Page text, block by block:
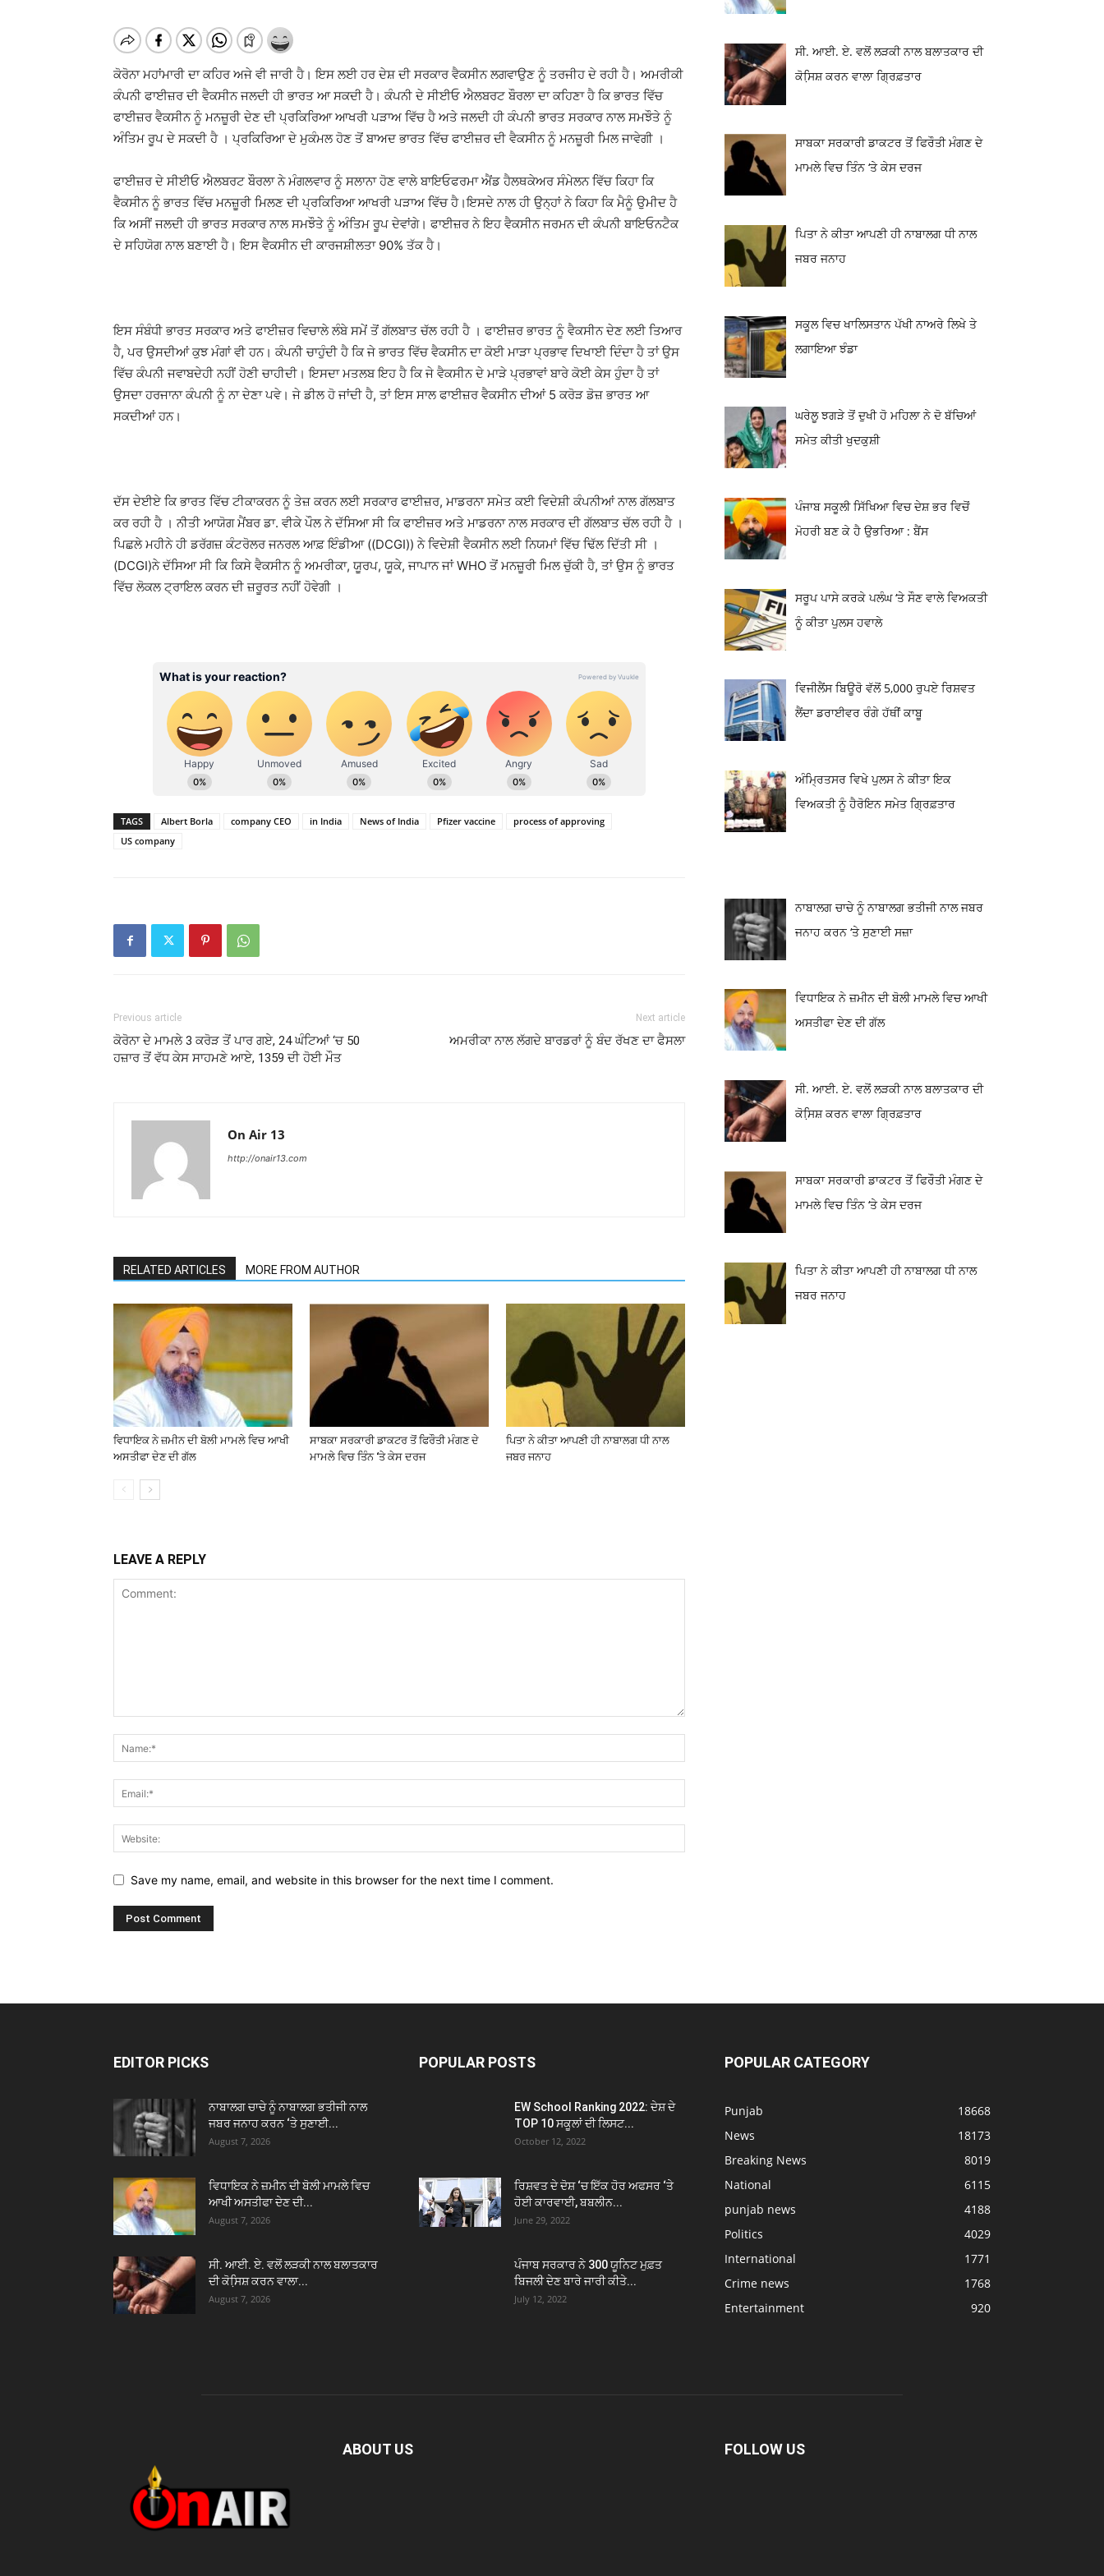
ਕੋਰੋਨਾ ਮਹਾਂਮਾਰੀ ਦਾ ਕਹਿਰ ਅਜੇ ਵੀ ਜਾਰੀ ਹੈ। ਇਸ ਲਈ ਹਰ ਦੇਸ਼ ਦੀ ਸਰਕਾਰ ਵੈਕਸੀਨ ਲਗਵਾਉਣ ਨੂੰ ਤਰਜੀਹ ਦੇ ਰਹੀ ਹੈ। ਅਮਰੀਕੀ
ਕੰਪਨੀ ਫਾਈਜ਼ਰ ਦੀ ਵੈਕਸੀਨ ਜਲਦੀ ਹੀ ਭਾਰਤ ਆ ਸਕਦੀ ਹੈ। ਕੰਪਨੀ ਦੇ ਸੀਈਓ ਐਲਬਰਟ ਬੌਰਲਾ ਦਾ ਕਹਿਣਾ ਹੈ ਕਿ ਭਾਰਤ ਵਿੱਚ
ਫਾਈਜ਼ਰ ਵੈਕਸੀਨ ਨੂੰ ਮਨਜ਼ੂਰੀ ਦੇਣ ਦੀ ਪ੍ਰਕਿਰਿਆ ਆਖਰੀ ਪੜਾਅ ਵਿੱਚ ਹੈ ਅਤੇ ਜਲਦੀ ਹੀ ਕੰਪਨੀ ਭਾਰਤ ਸਰਕਾਰ ਨਾਲ ਸਮਝੌਤੇ ਨੂੰ
ਅੰਤਿਮ ਰੂਪ ਦੇ ਸਕਦੀ ਹੈ । ਪ੍ਰਕਿਰਿਆ ਦੇ ਮੁਕੰਮਲ ਹੋਣ ਤੋਂ ਬਾਅਦ ਭਾਰਤ ਵਿੱਚ ਫਾਈਜ਼ਰ ਦੀ ਵੈਕਸੀਨ ਨੂੰ ਮਨਜ਼ੂਰੀ ਮਿਲ ਜਾਵੇਗੀ ।
ਫਾਈਜ਼ਰ ਦੇ ਸੀਈਓ ਐਲਬਰਟ ਬੌਰਲਾ ਨੇ ਮੰਗਲਵਾਰ ਨੂੰ ਸਲਾਨਾ ਹੋਣ ਵਾਲੇ ਬਾਇਓਫਰਮਾ ਐਂਡ ਹੈਲਥਕੇਅਰ ਸੰਮੇਲਨ ਵਿੱਚ ਕਿਹਾ ਕਿ
ਵੈਕਸੀਨ ਨੂੰ ਭਾਰਤ ਵਿੱਚ ਮਨਜ਼ੂਰੀ ਮਿਲਣ ਦੀ ਪ੍ਰਕਿਰਿਆ ਆਖਰੀ ਪੜਾਅ ਵਿੱਚ ਹੈ।ਇਸਦੇ ਨਾਲ ਹੀ ਉਨ੍ਹਾਂ ਨੇ ਕਿਹਾ ਕਿ ਮੈਨੂੰ ਉਮੀਦ ਹੈ
ਕਿ ਅਸੀਂ ਜਲਦੀ ਹੀ ਭਾਰਤ ਸਰਕਾਰ ਨਾਲ ਸਮਝੌਤੇ ਨੂੰ ਅੰਤਿਮ ਰੂਪ ਦੇਵਾਂਗੇ। ਫਾਈਜ਼ਰ ਨੇ ਇਹ ਵੈਕਸੀਨ ਜਰਮਨ ਦੀ ਕੰਪਨੀ ਬਾਇਓਨਟੈਕ
ਦੇ ਸਹਿਯੋਗ ਨਾਲ ਬਣਾਈ ਹੈ। ਇਸ ਵੈਕਸੀਨ ਦੀ ਕਾਰਜਸ਼ੀਲਤਾ 90% ਤੱਕ ਹੈ।
ਇਸ ਸੰਬੰਧੀ ਭਾਰਤ ਸਰਕਾਰ ਅਤੇ ਫਾਈਜ਼ਰ ਵਿਚਾਲੇ ਲੰਬੇ ਸਮੇਂ ਤੋਂ ਗੱਲਬਾਤ ਚੱਲ ਰਹੀ ਹੈ । ਫਾਈਜ਼ਰ ਭਾਰਤ ਨੂੰ ਵੈਕਸੀਨ ਦੇਣ ਲਈ ਤਿਆਰ
ਹੈ, ਪਰ ਉਸਦੀਆਂ ਕੁਝ ਮੰਗਾਂ ਵੀ ਹਨ। ਕੰਪਨੀ ਚਾਹੁੰਦੀ ਹੈ ਕਿ ਜੇ ਭਾਰਤ ਵਿੱਚ ਵੈਕਸੀਨ ਦਾ ਕੋਈ ਮਾੜਾ ਪ੍ਰਭਾਵ ਦਿਖਾਈ ਦਿੰਦਾ ਹੈ ਤਾਂ ਉਸ
ਵਿੱਚ ਕੰਪਨੀ ਜਵਾਬਦੇਹੀ ਨਹੀਂ ਹੋਣੀ ਚਾਹੀਦੀ। ਇਸਦਾ ਮਤਲਬ ਇਹ ਹੈ ਕਿ ਜੇ ਵੈਕਸੀਨ ਦੇ ਮਾੜੇ ਪ੍ਰਭਾਵਾਂ ਬਾਰੇ ਕੋਈ ਕੇਸ ਹੁੰਦਾ ਹੈ ਤਾਂ
ਉਸਦਾ ਹਰਜਾਨਾ ਕੰਪਨੀ ਨੂੰ ਨਾ ਦੇਣਾ ਪਵੇ। ਜੇ ਡੀਲ ਹੋ ਜਾਂਦੀ ਹੈ, ਤਾਂ ਇਸ ਸਾਲ ਫਾਈਜ਼ਰ ਵੈਕਸੀਨ ਦੀਆਂ 5 ਕਰੋੜ ਡੋਜ਼ ਭਾਰਤ ਆ
ਸਕਦੀਆਂ ਹਨ।
ਦੱਸ ਦੇਈਏ ਕਿ ਭਾਰਤ ਵਿੱਚ ਟੀਕਾਕਰਨ ਨੂੰ ਤੇਜ਼ ਕਰਨ ਲਈ ਸਰਕਾਰ ਫਾਈਜ਼ਰ, ਮਾਡਰਨਾ ਸਮੇਤ ਕਈ ਵਿਦੇਸ਼ੀ ਕੰਪਨੀਆਂ ਨਾਲ ਗੱਲਬਾਤ
ਕਰ ਰਹੀ ਹੈ । ਨੀਤੀ ਆਯੋਗ ਮੈਂਬਰ ਡਾ. ਵੀਕੇ ਪੌਲ ਨੇ ਦੱਸਿਆ ਸੀ ਕਿ ਫਾਈਜ਼ਰ ਅਤੇ ਮਾਡਰਨਾ ਨਾਲ ਸਰਕਾਰ ਦੀ ਗੱਲਬਾਤ ਚੱਲ ਰਹੀ ਹੈ ।
ਪਿਛਲੇ ਮਹੀਨੇ ਹੀ ਡਰੱਗਜ਼ ਕੰਟਰੋਲਰ ਜਨਰਲ ਆਫ਼ ਇੰਡੀਆ ((DCGI)) ਨੇ ਵਿਦੇਸ਼ੀ ਵੈਕਸੀਨ ਲਈ ਨਿਯਮਾਂ ਵਿੱਚ ਢਿੱਲ ਦਿੱਤੀ ਸੀ ।
(DCGI)ਨੇ ਦੱਸਿਆ ਸੀ ਕਿ ਕਿਸੇ ਵੈਕਸੀਨ ਨੂੰ ਅਮਰੀਕਾ, ਯੂਰਪ, ਯੂਕੇ, ਜਾਪਾਨ ਜਾਂ WHO ਤੋਂ ਮਨਜ਼ੂਰੀ ਮਿਲ ਚੁੱਕੀ ਹੈ, ਤਾਂ ਉਸ ਨੂੰ ਭਾਰਤ
ਵਿੱਚ ਲੋਕਲ ਟ੍ਰਾਇਲ ਕਰਨ ਦੀ ਜ਼ਰੂਰਤ ਨਹੀਂ ਹੋਵੇਗੀ ।
TAGS Albert Borla company CEO in India News of India Pfizer vaccine
process of approving
US company
Previous article
ਕੋਰੋਨਾ ਦੇ ਮਾਮਲੇ 3 ਕਰੋੜ ਤੋਂ ਪਾਰ ਗਏ, 24 ਘੰਟਿਆਂ ‘ਚ 50
ਹਜ਼ਾਰ ਤੋਂ ਵੱਧ ਕੇਸ ਸਾਹਮਣੇ ਆਏ, 1359 ਦੀ ਹੋਈ ਮੌਤ
Next article
ਅਮਰੀਕਾ ਨਾਲ ਲੱਗਦੇ ਬਾਰਡਰਾਂ ਨੂੰ ਬੰਦ ਰੱਖਣ ਦਾ ਫੈਸਲਾ
On Air 13
http://onair13.com
RELATED ARTICLES MORE FROM AUTHOR
ਵਿਧਾਇਕ ਨੇ ਜ਼ਮੀਨ ਦੀ ਬੋਲੀ ਮਾਮਲੇ ਵਿਚ ਆਖੀ
ਅਸਤੀਫਾ ਦੇਣ ਦੀ ਗੱਲ
ਸਾਬਕਾ ਸਰਕਾਰੀ ਡਾਕਟਰ ਤੋਂ ਫਿਰੌਤੀ ਮੰਗਣ ਦੇ
ਮਾਮਲੇ ਵਿਚ ਤਿੰਨ ‘ਤੇ ਕੇਸ ਦਰਜ
ਪਿਤਾ ਨੇ ਕੀਤਾ ਆਪਣੀ ਹੀ ਨਾਬਾਲਗ ਧੀ ਨਾਲ
ਜਬਰ ਜਨਾਹ
LEAVE A REPLY
Save my name, email, and website in this browser for the next time I comment.
ਸੀ. ਆਈ. ਏ. ਵਲੋਂ ਲੜਕੀ ਨਾਲ ਬਲਾਤਕਾਰ ਦੀ
ਕੋਸਿ਼ਸ਼ ਕਰਨ ਵਾਲਾ ਗ੍ਰਿਫ਼ਤਾਰ
ਸਾਬਕਾ ਸਰਕਾਰੀ ਡਾਕਟਰ ਤੋਂ ਫਿਰੌਤੀ ਮੰਗਣ ਦੇ
ਮਾਮਲੇ ਵਿਚ ਤਿੰਨ ‘ਤੇ ਕੇਸ ਦਰਜ
ਪਿਤਾ ਨੇ ਕੀਤਾ ਆਪਣੀ ਹੀ ਨਾਬਾਲਗ ਧੀ ਨਾਲ
ਜਬਰ ਜਨਾਹ
ਸਕੂਲ ਵਿਚ ਖਾਲਿਸਤਾਨ ਪੱਖੀ ਨਾਅਰੇ ਲਿਖੇ ਤੇ
ਲਗਾਇਆ ਝੰਡਾ
ਘਰੇਲੂ ਝਗੜੇ ਤੋਂ ਦੁਖੀ ਹੋ ਮਹਿਲਾ ਨੇ ਦੋ ਬੱਚਿਆਂ
ਸਮੇਤ ਕੀਤੀ ਖੁਦਕੁਸ਼ੀ
ਪੰਜਾਬ ਸਕੂਲੀ ਸਿੱਖਿਆ ਵਿਚ ਦੇਸ਼ ਭਰ ਵਿਚੋਂ
ਮੋਹਰੀ ਬਣ ਕੇ ਹੈ ਉਭਰਿਆ : ਬੈਂਸ
ਸਰੂਪ ਪਾਸੇ ਕਰਕੇ ਪਲੰਘ ‘ਤੇ ਸੌਣ ਵਾਲੇ ਵਿਅਕਤੀ
ਨੂੰ ਕੀਤਾ ਪੁਲਸ ਹਵਾਲੇ
ਵਿਜੀਲੈਂਸ ਬਿਊਰੋ ਵੱਲੋਂ 5,000 ਰੁਪਏ ਰਿਸ਼ਵਤ
ਲੈਂਦਾ ਡਰਾਈਵਰ ਰੰਗੇ ਹੱਥੀਂ ਕਾਬੂ
ਅੰਮ੍ਰਿਤਸਰ ਵਿਖੇ ਪੁਲਸ ਨੇ ਕੀਤਾ ਇਕ
ਵਿਅਕਤੀ ਨੂੰ ਹੈਰੋਇਨ ਸਮੇਤ ਗ੍ਰਿਫ਼ਤਾਰ
ਨਾਬਾਲਗ ਚਾਚੇ ਨੂੰ ਨਾਬਾਲਗ ਭਤੀਜੀ ਨਾਲ ਜਬਰ
ਜਨਾਹ ਕਰਨ ‘ਤੇ ਸੁਣਾਈ ਸਜ਼ਾ
ਵਿਧਾਇਕ ਨੇ ਜ਼ਮੀਨ ਦੀ ਬੋਲੀ ਮਾਮਲੇ ਵਿਚ ਆਖੀ
ਅਸਤੀਫਾ ਦੇਣ ਦੀ ਗੱਲ
ਸੀ. ਆਈ. ਏ. ਵਲੋਂ ਲੜਕੀ ਨਾਲ ਬਲਾਤਕਾਰ ਦੀ
ਕੋਸਿ਼ਸ਼ ਕਰਨ ਵਾਲਾ ਗ੍ਰਿਫ਼ਤਾਰ
ਸਾਬਕਾ ਸਰਕਾਰੀ ਡਾਕਟਰ ਤੋਂ ਫਿਰੌਤੀ ਮੰਗਣ ਦੇ
ਮਾਮਲੇ ਵਿਚ ਤਿੰਨ ‘ਤੇ ਕੇਸ ਦਰਜ
ਪਿਤਾ ਨੇ ਕੀਤਾ ਆਪਣੀ ਹੀ ਨਾਬਾਲਗ ਧੀ ਨਾਲ
ਜਬਰ ਜਨਾਹ
EDITOR PICKS
ਨਾਬਾਲਗ ਚਾਚੇ ਨੂੰ ਨਾਬਾਲਗ ਭਤੀਜੀ ਨਾਲ
ਜਬਰ ਜਨਾਹ ਕਰਨ ‘ਤੇ ਸੁਣਾਈ...
August 7, 2026
ਵਿਧਾਇਕ ਨੇ ਜ਼ਮੀਨ ਦੀ ਬੋਲੀ ਮਾਮਲੇ ਵਿਚ
ਆਖੀ ਅਸਤੀਫਾ ਦੇਣ ਦੀ...
August 7, 2026
ਸੀ. ਆਈ. ਏ. ਵਲੋਂ ਲੜਕੀ ਨਾਲ ਬਲਾਤਕਾਰ
ਦੀ ਕੋਸਿ਼ਸ਼ ਕਰਨ ਵਾਲਾ...
August 7, 2026
POPULAR POSTS
EW School Ranking 2022: ਦੇਸ਼ ਦੇ
TOP 10 ਸਕੂਲਾਂ ਦੀ ਲਿਸਟ...
October 12, 2022
ਰਿਸ਼ਵਤ ਦੇ ਦੋਸ਼ ‘ਚ ਇੱਕ ਹੋਰ ਅਫਸਰ ‘ਤੇ
ਹੋਈ ਕਾਰਵਾਈ, ਬਬਲੀਨ...
June 29, 2022
ਪੰਜਾਬ ਸਰਕਾਰ ਨੇ 300 ਯੂਨਿਟ ਮੁਫ਼ਤ
ਬਿਜਲੀ ਦੇਣ ਬਾਰੇ ਜਾਰੀ ਕੀਤੇ...
July 12, 2022
POPULAR CATEGORY
Punjab
18668
News
18173
Breaking News
8019
National
6115
punjab news
4188
Politics
4029
International
1771
Crime news
1768
Entertainment
920
ABOUT US FOLLOW US